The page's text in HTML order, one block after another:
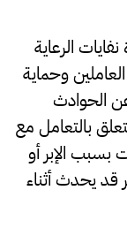
نفايات الرعاية
وحماية
الحوادث
بالتعامل مع
بسبب الإبر أو
قد يحدث أثناء